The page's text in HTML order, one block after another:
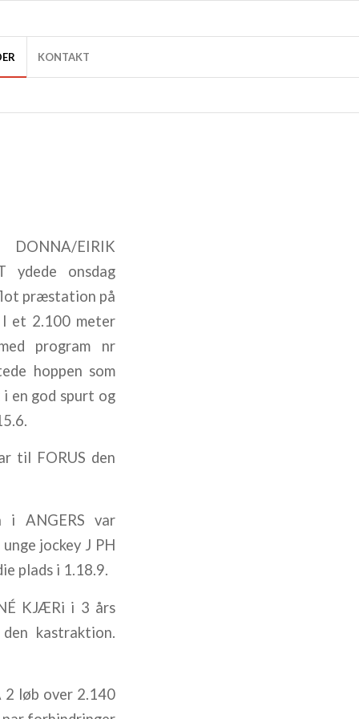
KONTAKT
EIRIK
ydede onsdag
præstation på
I et 2.100 meter
program nr
hoppen som
en god spurt og
til FORUS den
i ANGERS var
jockey J PH
plads i 1.18.9.
KJÆRi i 3 års
kastraktion.
2 løb over 2.140